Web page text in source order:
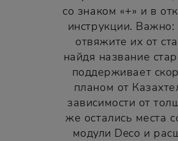
со знаком «+» и в
инструкции.
отвяжите их от
найдя название
поддерживает
планом от
зависимости от
же остались места
модули Deco и